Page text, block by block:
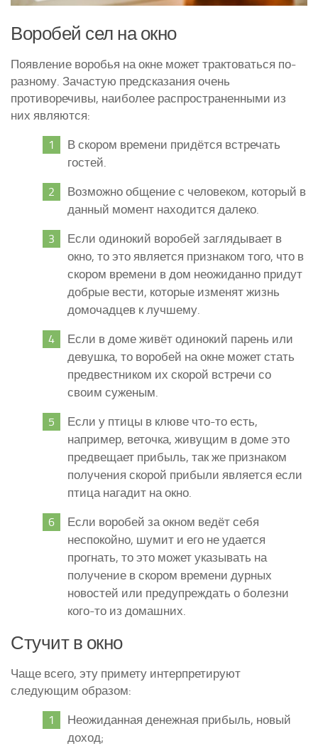
Воробей сел на окно
Появление воробья на окне может трактоваться по-
разному. Зачастую предсказания очень
противоречивы, наиболее распространенными из
них являются:
В скором времени придётся встречать
гостей.
Возможно общение с человеком, который в
данный момент находится далеко.
Если одинокий воробей заглядывает в
окно, то это является признаком того, что в
скором времени в дом неожиданно придут
добрые вести, которые изменят жизнь
домочадцев к лучшему.
Если в доме живёт одинокий парень или
девушка, то воробей на окне может стать
предвестником их скорой встречи со
своим суженым.
Если у птицы в клюве что-то есть,
например, веточка, живущим в доме это
предвещает прибыль, так же признаком
получения скорой прибыли является если
птица нагадит на окно.
Если воробей за окном ведёт себя
неспокойно, шумит и его не удается
прогнать, то это может указывать на
получение в скором времени дурных
новостей или предупреждать о болезни
кого-то из домашних.
Стучит в окно
Чаще всего, эту примету интерпретируют
следующим образом:
Неожиданная денежная прибыль, новый
доход;